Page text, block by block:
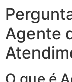
Agente